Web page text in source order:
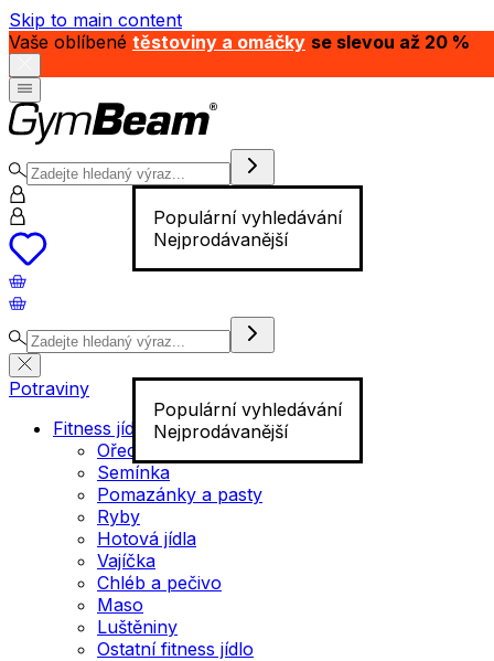
Skip to main content
Vaše oblíbené těstoviny a omáčky se slevou až 20 %
Populární vyhledávání
Nejprodávanější
Populární vyhledávání
Nejprodávanější
Potraviny
Fitness jídlo
Ořechy
Semínka
Pomazánky a pasty
Ryby
Hotová jídla
Vajíčka
Chléb a pečivo
Maso
Luštěniny
Ostatní fitness jídlo